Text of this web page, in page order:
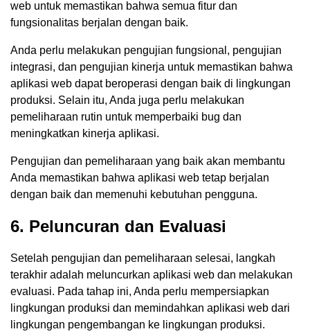
web untuk memastikan bahwa semua fitur dan
fungsionalitas berjalan dengan baik.
Anda perlu melakukan pengujian fungsional, pengujian
integrasi, dan pengujian kinerja untuk memastikan bahwa
aplikasi web dapat beroperasi dengan baik di lingkungan
produksi. Selain itu, Anda juga perlu melakukan
pemeliharaan rutin untuk memperbaiki bug dan
meningkatkan kinerja aplikasi.
Pengujian dan pemeliharaan yang baik akan membantu
Anda memastikan bahwa aplikasi web tetap berjalan
dengan baik dan memenuhi kebutuhan pengguna.
6. Peluncuran dan Evaluasi
Setelah pengujian dan pemeliharaan selesai, langkah
terakhir adalah meluncurkan aplikasi web dan melakukan
evaluasi. Pada tahap ini, Anda perlu mempersiapkan
lingkungan produksi dan memindahkan aplikasi web dari
lingkungan pengembangan ke lingkungan produksi.